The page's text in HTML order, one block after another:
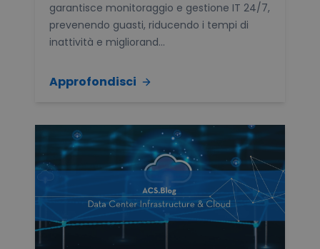
garantisce monitoraggio e gestione IT 24/7,
prevenendo guasti, riducendo i tempi di
inattività e migliorand...
Approfondisci